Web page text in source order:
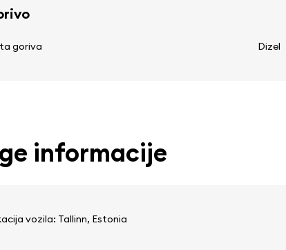
goriva Dizel
informacije
vozila: Tallinn, Estonia